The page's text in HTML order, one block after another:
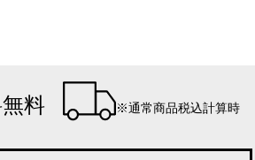
料 ※通常商品税込計算時